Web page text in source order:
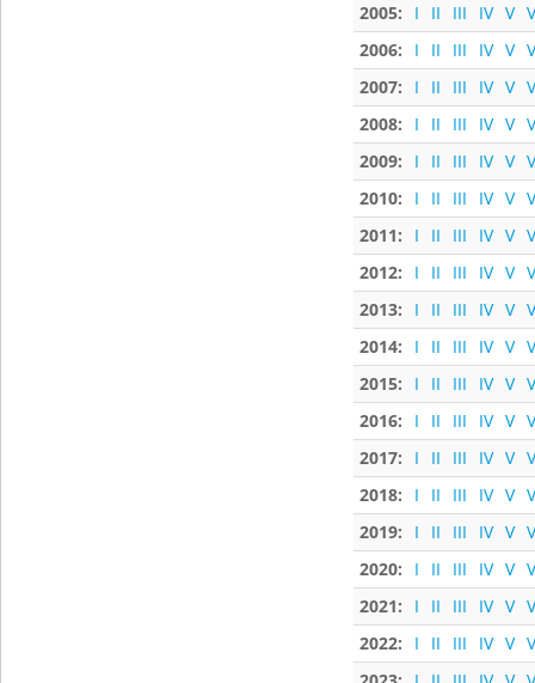
2005:
I II III IV V
2006:
I II III IV V
2007:
I II III IV V
2008:
I II III IV V
2009:
I II III IV V
2010:
I II III IV V
2011:
I II III IV V
2012:
I II III IV V
2013:
I II III IV V
2014:
I II III IV V
2015:
I II III IV V
2016:
I II III IV V
2017:
I II III IV V
2018:
I II III IV V
2019:
I II III IV V
2020:
I II III IV V
2021:
I II III IV V
2022:
I II III IV V